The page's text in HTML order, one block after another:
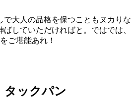
で大人の品格を保つこともヌカりな
していただければと。ではでは、
ご堪能あれ！
タックパン